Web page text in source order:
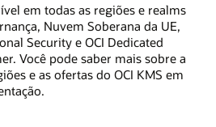
em todas as regiões e realms
Nuvem Soberana da UE,
Security e OCI Dedicated
Você pode saber mais sobre a
e as ofertas do OCI KMS em